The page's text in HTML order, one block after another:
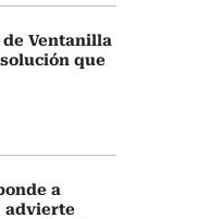
Ventanilla
que
a
advierte